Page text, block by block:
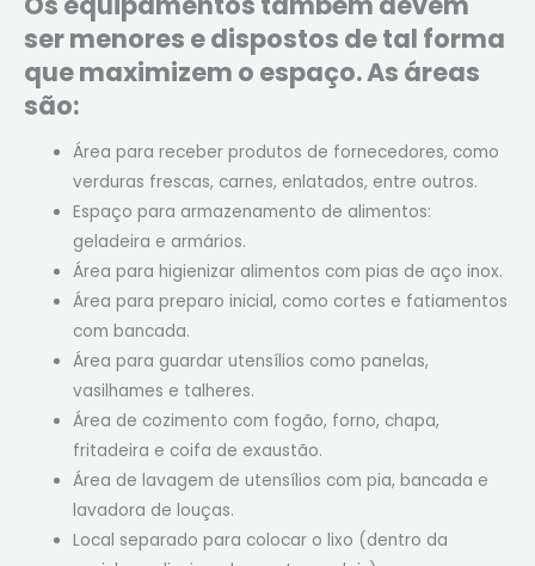
ser menores e dispostos de tal forma
que maximizem o espaço. As áreas
são:
Área para receber produtos de fornecedores, como
verduras frescas, carnes, enlatados, entre outros.
Espaço para armazenamento de alimentos:
geladeira e armários.
Área para higienizar alimentos com pias de aço inox.
Área para preparo inicial, como cortes e fatiamentos
com bancada.
Área para guardar utensílios como panelas,
vasilhames e talheres.
Área de cozimento com fogão, forno, chapa,
fritadeira e coifa de exaustão.
Área de lavagem de utensílios com pia, bancada e
lavadora de louças.
Local separado para colocar o lixo (dentro da